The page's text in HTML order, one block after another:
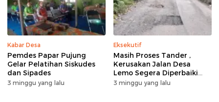
Kabar Desa
Pemdes Papar Pujung
Gelar Pelatihan Siskudes
dan Sipades
3 minggu yang lalu
Eksekutif
Masih Proses Tander ,
Kerusakan Jalan Desa
Lemo Segera Diperbaiki
Tahun Ini
3 minggu yang lalu